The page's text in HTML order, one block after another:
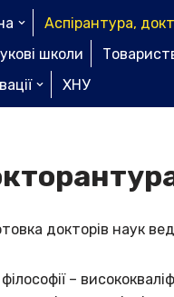
Аспірантура,
школи
ХНУ
докторів наук
–